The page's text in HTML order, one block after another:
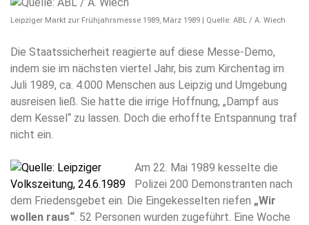
Leipziger Markt zur Frühjahrsmesse 1989, März 1989 | Quelle: ABL / A. Wiech
Die Staatssicherheit reagierte auf diese Messe-Demo,
indem sie im nächsten viertel Jahr, bis zum Kirchentag im
Juli 1989, ca. 4.000 Menschen aus Leipzig und Umgebung
ausreisen ließ. Sie hatte die irrige Hoffnung, „Dampf aus
dem Kessel“ zu lassen. Doch die erhoffte Entspannung traf
nicht ein.
Am 22. Mai 1989 kesselte die
Polizei 200 Demonstranten nach
dem Friedensgebet ein. Die Eingekesselten riefen „Wir
wollen raus“. 52 Personen wurden zugeführt. Eine Woche